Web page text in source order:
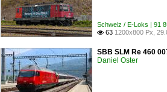
Schweiz / E-Loks | 91
 63 1200x800 Px,
SBB SLM Re 460
Daniel Oster